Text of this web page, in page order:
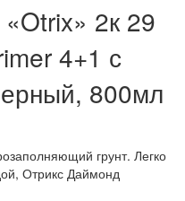
2к 29
4+1 с
800мл
грунт. Легко
Отрикс Даймонд